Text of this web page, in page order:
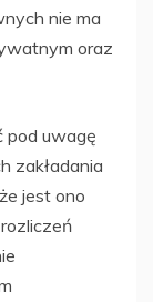
nie ma
oraz
uwagę
zakładania
jest ono